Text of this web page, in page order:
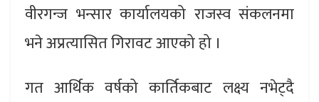
वीरगन्ज भन्सार कार्यालयको राजस्व संकलनमा
भने अप्रत्यासित गिरावट आएको हो ।
गत आर्थिक वर्षको कार्तिकबाट लक्ष्य नभेट्दै